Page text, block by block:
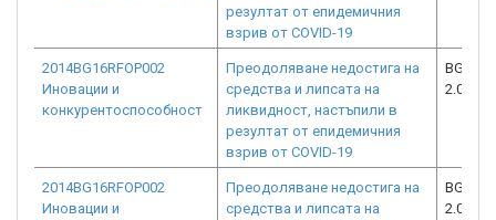
резултат от епидемичния
взрив от COVID-19
2014BG16RFOP002
Иновации и
конкурентоспособност
Преодоляване недостига на
средства и липсата на
ликвидност, настъпили в
резултат от епидемичния
взрив от COVID-19
2.073-
2014BG16RFOP002
Иновации и
Преодоляване недостига на
средства и липсата на
2.073-